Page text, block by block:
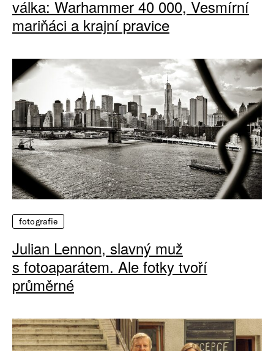
válka: Warhammer 40 000, Vesmírní
mariňáci a krajní pravice
fotografie
Julian Lennon, slavný muž
s fotoaparátem. Ale fotky tvoří
průměrné